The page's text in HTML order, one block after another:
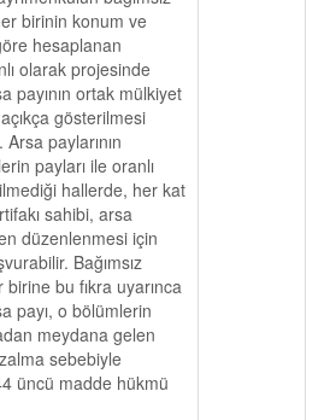
birinin konum ve
hesaplanan
olarak projesinde
payının ortak mülkiyet
gösterilmesi
paylarının
payları ile oranlı
hallerde, her kat
sahibi, arsa
düzenlenmesi için
Bağımsız
bu fıkra uyarınca
payı, o bölümlerin
meydana gelen
sebebiyle
üncü madde hükmü